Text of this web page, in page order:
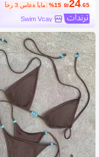
₪24 .65
%15 آخر 3 ساعة أيام
Swim Vcay